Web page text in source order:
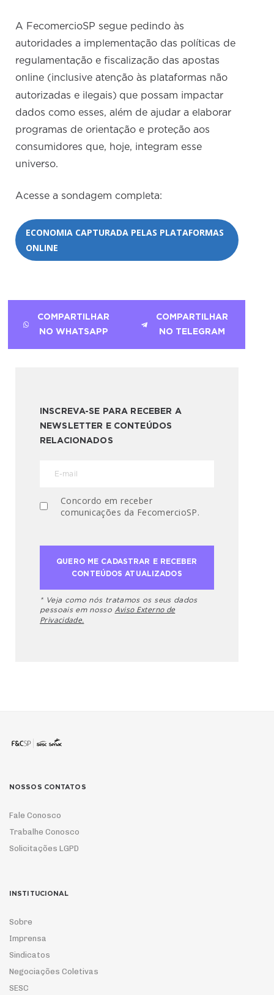
A FecomercioSP segue pedindo às
autoridades a implementação das políticas de
regulamentação e fiscalização das apostas
online (inclusive atenção às plataformas não
autorizadas e ilegais) que possam impactar
dados como esses, além de ajudar a elaborar
programas de orientação e proteção aos
consumidores que, hoje, integram esse
universo.
Acesse a sondagem completa:
ECONOMIA CAPTURADA PELAS PLATAFORMAS
ONLINE
COMPARTILHAR
NO WHATSAPP
COMPARTILHAR
NO TELEGRAM
INSCREVA-SE PARA RECEBER A
NEWSLETTER E CONTEÚDOS
RELACIONADOS
Concordo em receber
comunicações da FecomercioSP.
* Veja como nós tratamos os seus dados
pessoais em nosso Aviso Externo de
Privacidade.
NOSSOS CONTATOS
Fale Conosco
Trabalhe Conosco
Solicitações LGPD
INSTITUCIONAL
Sobre
Imprensa
Sindicatos
Negociações Coletivas
SESC